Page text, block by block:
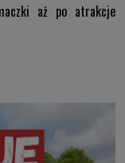
aż po atrakcje